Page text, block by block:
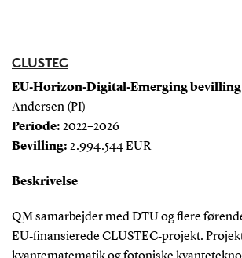
CLUSTEC
EU‑Horizon‑Digital‑Emerging
Andersen (PI)
Periode: 2022–2026
Bevilling: 2.994.544 EUR
Beskrivelse
QM samarbejder med DTU og flere
EU‑finansierede CLUSTEC‑projekt.